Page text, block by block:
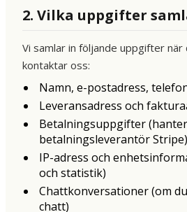
2. Vilka uppgifter
Vi samlar in följande uppgifter
kontaktar oss:
Namn, e-postadress,
Leveransadress och
Betalningsuppgifter
betalningsleverantör Stripe)
IP-adress och
och statistik)
Chattkonversationer (om
chatt)